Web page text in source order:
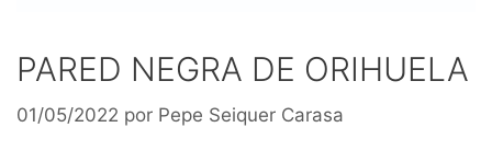
PARED NEGRA DE ORIHUELA
01/05/2022 por Pepe Seiquer Carasa